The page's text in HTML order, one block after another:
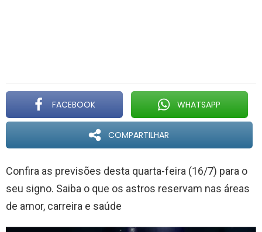
FACEBOOK WHATSAPP
COMPARTILHAR
Confira as previsões desta quarta-feira (16/7) para o
seu signo. Saiba o que os astros reservam nas áreas
de amor, carreira e saúde